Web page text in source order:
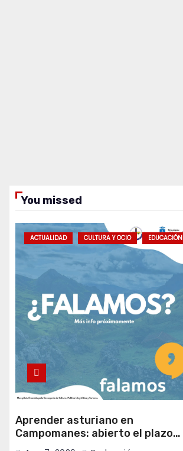
You missed
ACTUALIDAD CULTURA Y OCIO EDUCACIÓN
Aprender asturiano en
Campomanes: abierto el plazo
para inscribirse en el programa